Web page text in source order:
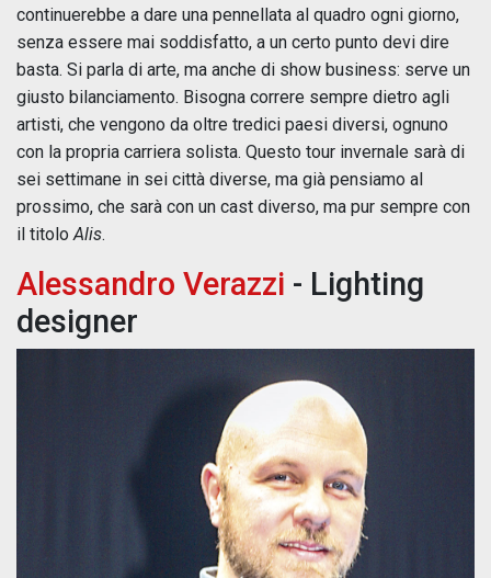
continuerebbe a dare una pennellata al quadro ogni giorno,
senza essere mai soddisfatto, a un certo punto devi dire
basta. Si parla di arte, ma anche di show business: serve un
giusto bilanciamento. Bisogna correre sempre dietro agli
artisti, che vengono da oltre tredici paesi diversi, ognuno
con la propria carriera solista. Questo tour invernale sarà di
sei settimane in sei città diverse, ma già pensiamo al
prossimo, che sarà con un cast diverso, ma pur sempre con
il titoloAlis.
Alessandro Verazzi - Lighting
designer